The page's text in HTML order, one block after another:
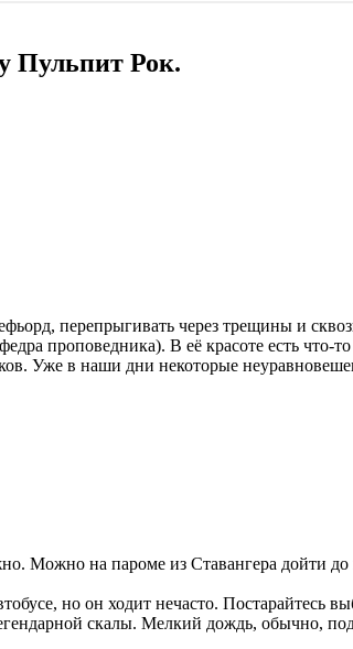
Пульпит Рок.
перепрыгивать через трещины и
проповедника). В её красоте есть что-
Уже в наши дни некоторые
Можно на пароме из Ставангера дойти
но он ходит нечасто. Постарайтесь
скалы. Мелкий дождь, обычно,